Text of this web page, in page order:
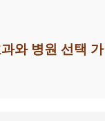
와 병원 선택